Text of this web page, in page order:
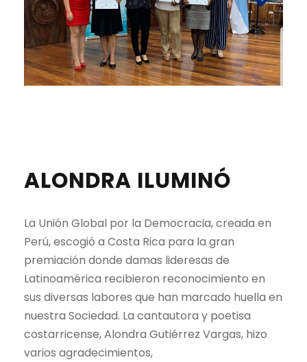
ALONDRA ILUMINÓ
La Unión Global por la Democracia, creada en
Perú, escogió a Costa Rica para la gran
premiación donde damas lideresas de
Latinoamérica recibieron reconocimiento en
sus diversas labores que han marcado huella en
nuestra Sociedad. La cantautora y poetisa
costarricense, Alondra Gutiérrez Vargas, hizo
varios agradecimientos,